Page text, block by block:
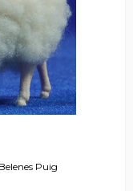
Puig